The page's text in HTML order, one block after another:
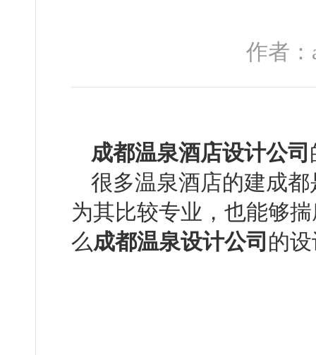
作者
成都温泉酒店设计公司
很多温泉酒店的建成都
为其比较专业，也能
么成都温泉设计公司 的设